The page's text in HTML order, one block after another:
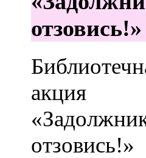
отзовись!»
акция
отзовись!»